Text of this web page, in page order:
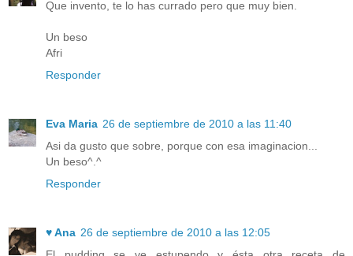
Que invento, te lo has currado pero que muy bien.
Un beso
Afri
Responder
Eva Maria 26 de septiembre de 2010 a las 11:40
Asi da gusto que sobre, porque con esa imaginacion...
Un beso^.^
Responder
♥ Ana 26 de septiembre de 2010 a las 12:05